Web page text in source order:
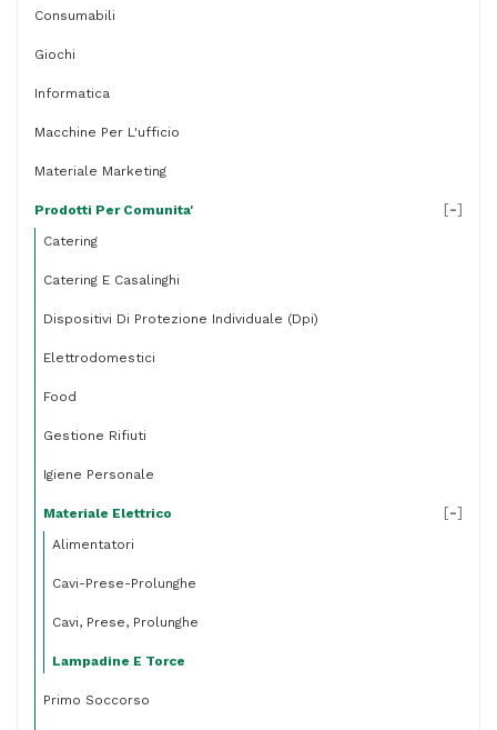
Consumabili
Giochi
Informatica
Macchine Per L'ufficio
Materiale Marketing
Prodotti Per Comunita'
Catering
Catering E Casalinghi
Dispositivi Di Protezione Individuale (dpi)
Elettrodomestici
Food
Gestione Rifiuti
Igiene Personale
Materiale Elettrico
Alimentatori
Cavi-Prese-Prolunghe
Cavi, Prese, Prolunghe
Lampadine E Torce
[-]
Primo Soccorso
[-]